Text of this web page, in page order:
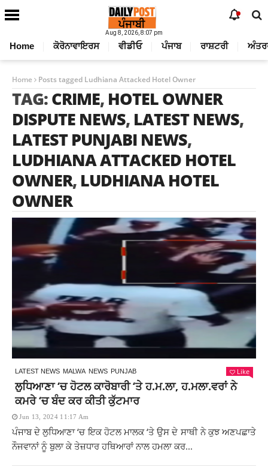
Aug 8, 2026, 8:07 pm
Home ਕੋਰੋਨਾਵਾਇਰਸ ਵੀਡੀਓ ਪੰਜਾਬ ਰਾਸ਼ਟਰੀ
Home Posts tagged Ludhiana Attacked Hotel Owner
TAG:CRIME, HOTEL OWNER
DISPUTE NEWS, LATEST NEWS,
LATEST PUNJABI NEWS,
LUDHIANA ATTACKED HOTEL
OWNER, LUDHIANA HOTEL
OWNER
LATEST NEWS MALWA NEWS PUNJAB Like
ਲੁਧਿਆਣਾ ‘ਚ ਹੋਟਲ ਕਾਰੋਬਾਰੀ ‘ਤੇ ਹ.ਮ.ਲਾ, ਹ.ਮਲਾ.ਵਰਾਂ ਨੇ
ਕਮਰੇ ‘ਚ ਬੰਦ ਕਰ ਕੀਤੀ ਕੁੱਟਮਾਰ
Jun 13, 2024 11:17 Am
ਪੰਜਾਬ ਦੇ ਲੁਧਿਆਣਾ ‘ਚ ਇਕ ਹੋਟਲ ਮਾਲਕ ‘ਤੇ ਉਸ ਦੇ ਸਾਥੀ ਨੇ ਕੁਝ ਅਣਪਛਾਤੇ
ਨੌਜਵਾਨਾਂ ਨੂੰ ਬੁਲਾ ਕੇ ਤੇਜ਼ਧਾਰ ਹਥਿਆਰਾਂ ਨਾਲ ਹਮਲਾ ਕਰ...